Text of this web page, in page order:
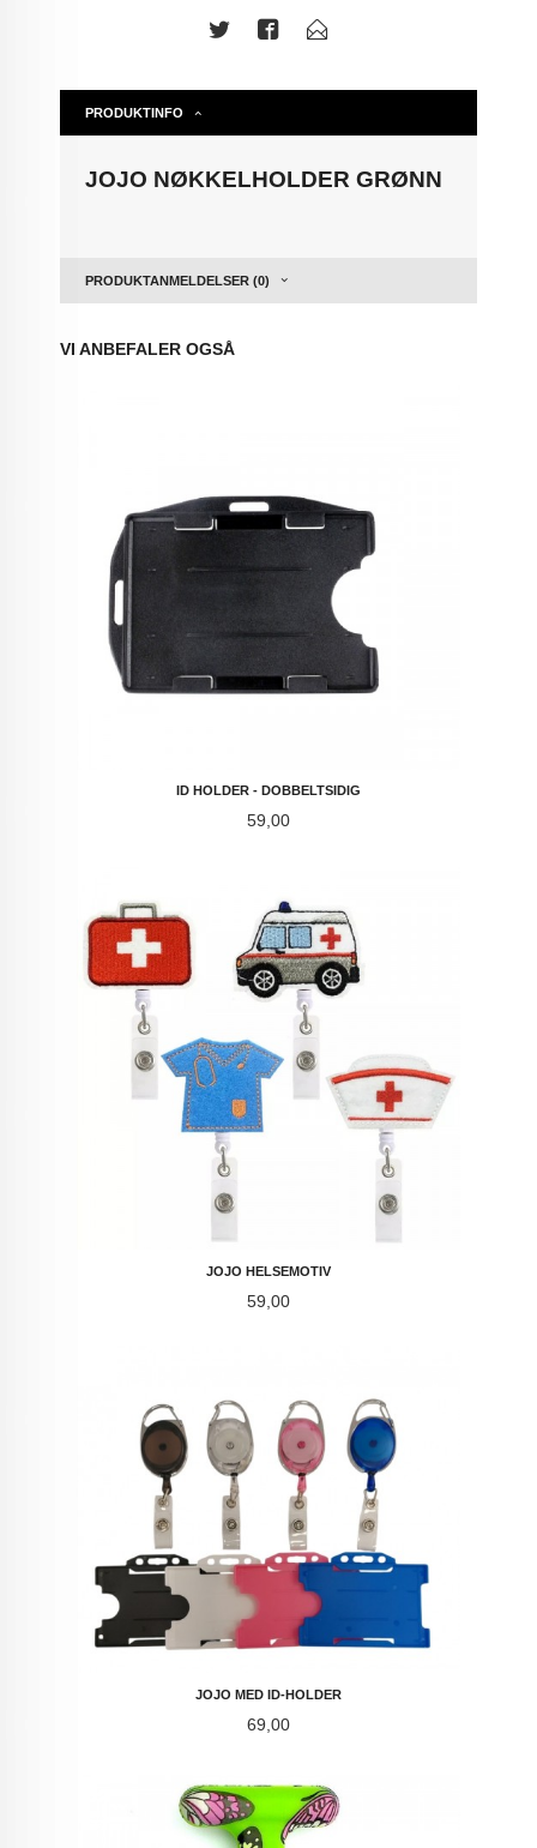
PRODUKTINFO
JOJO NØKKELHOLDER GRØNN
PRODUKTANMELDELSER (0)
VI ANBEFALER OGSÅ
ID HOLDER - DOBBELTSIDIG
Pris
59,00
JOJO HELSEMOTIV
Pris
59,00
JOJO MED ID-HOLDER
Pris
69,00